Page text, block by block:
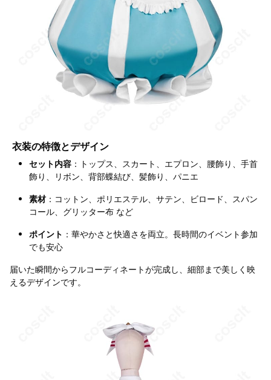
衣装の特徴とデザイン
セット内容 ：トップス、スカート、エプロン、腰飾り、手首
飾り、リボン、背部蝶結び、髪飾り、パニエ
素材：コットン、ポリエステル、サテン、ビロード、スパン
コール、グリッター布 など
ポイント ：華やかさと快適さを両立。長時間のイベント参加
でも安心
届いた瞬間からフルコーディネートが完成し、細部まで美しく映
えるデザインです。